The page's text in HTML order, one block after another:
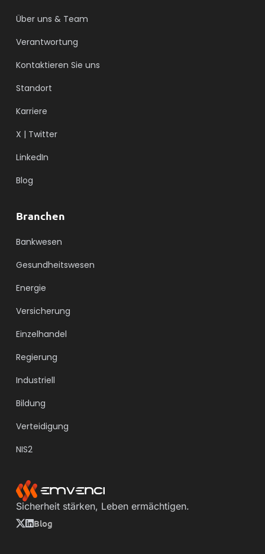
Sicherheit stärken, Leben ermächtigen.
Blog
Über uns & Team
Verantwortung
Kontaktieren Sie uns
Standort
Karriere
X | Twitter
LinkedIn
Blog
Branchen
Bankwesen
Gesundheitswesen
Energie
Versicherung
Einzelhandel
Regierung
Industriell
Bildung
Verteidigung
NIS2